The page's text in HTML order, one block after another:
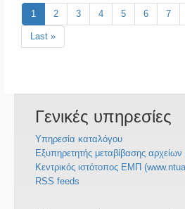
Τρέχουσα
σελίδα
1 Σελίδα
2 Σελίδα
3 Σελίδα
4 Σελίδα
5 Σελίδα
6 7
Last
page
Last »
Γενικές υπηρεσίες
Υπηρεσία καταλόγου
Εξυπηρετητής μεταβίβασης
Κεντρικός ιστότοπος ΕΜΠ
RSS feeds